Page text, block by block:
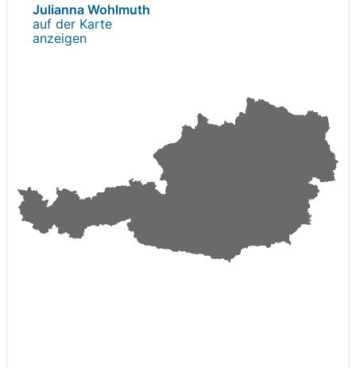
Julianna Wohlmuth
auf der Karte
anzeigen